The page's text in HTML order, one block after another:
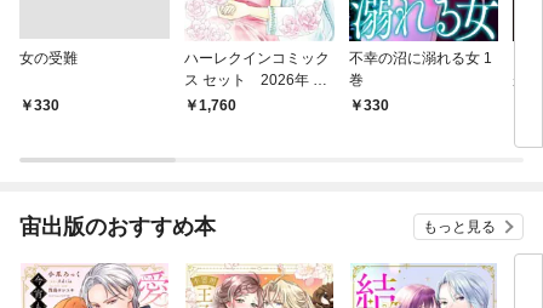
女の受難
￥330
ハーレクインコミック
ス セット 2026年 vo
l.921
1,760
不幸の沼に溺れる女 1
巻
330
が
宙出版のおすすめ本 もっと見る